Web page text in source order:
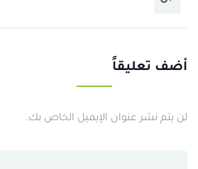
أضف تعليقاً
لن يتم نشر عنوان الإيميل الخاص بك.